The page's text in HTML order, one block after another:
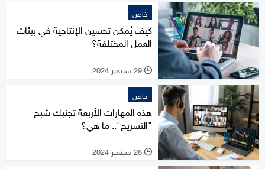
خاص
كيف يُمكن تحسين الإنتاجية في بيئات
العمل المختلفة؟
l 29 سبتمبر 2024
خاص
هذه المهارات الأربعة تجنبك شبح
"التسريح".. ما هي؟
l 28 سبتمبر 2024